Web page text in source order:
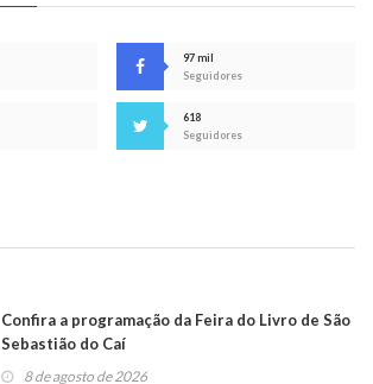
97 mil
Seguidores
618
Seguidores
Confira a programação da Feira do Livro de São
Sebastião do Caí
8 de agosto de 2026